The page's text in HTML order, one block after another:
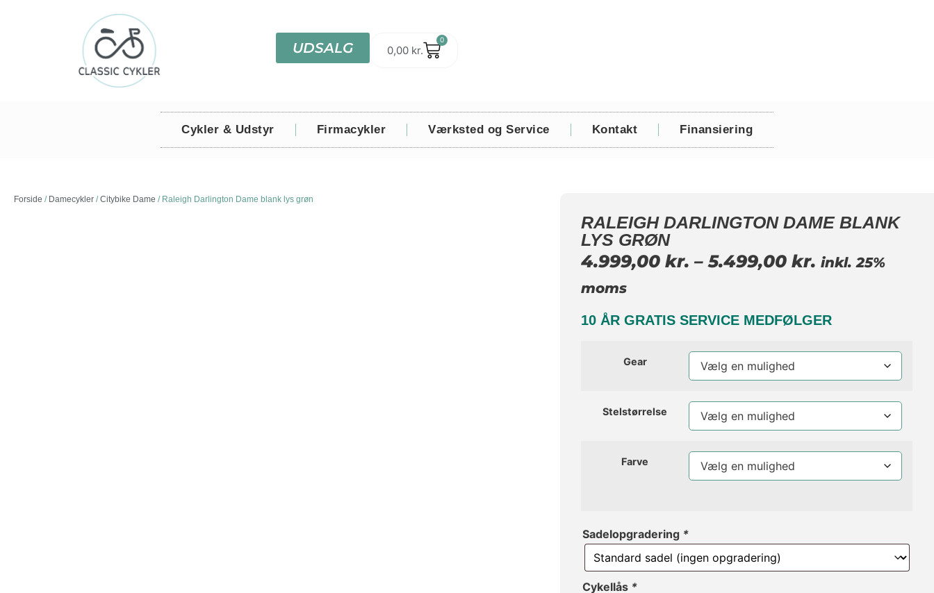
UDSALG 0,00 kr.
0
Cykler & Udstyr Firmacykler Værksted og Service Kontakt Finansiering
Forside / Damecykler /Citybike Dame / Raleigh Darlington Dame blank lys grøn
RALEIGH DARLINGTON DAME BLANK
LYS GRØN
4.999,00kr. – 5.499,00kr. inkl. 25%
moms
10 ÅR GRATIS SERVICE MEDFØLGER
Gear
Stelstørrelse
Farve
Sadelopgradering *
Cykellås *